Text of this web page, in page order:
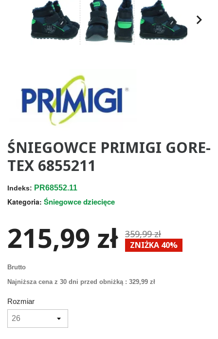
ŚNIEGOWCE PRIMIGI GORE-
TEX 6855211
Indeks: PR68552.11
Kategoria: Śniegowce dziecięce
215,99 zł 359,99 zł
ZNIŻKA 40%
Brutto
Najniższa cena z 30 dni przed obniżką : 329,99 zł
Rozmiar